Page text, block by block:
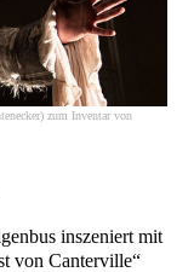
zum Inventar von
inszeniert mit
von Canterville“